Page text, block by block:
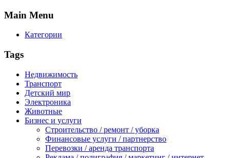
Main Menu
Категории
Tags
Недвижимость
Транспорт
Детский мир
Электроника
Животные
Бизнес и услуги
Строительство / ремонт / уборка
Финансовые услуги / партнерство
Перевозки / аренда транспорта